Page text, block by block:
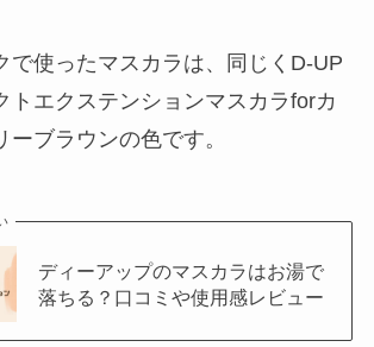
で使ったマスカラは、同じくD-UP
トエクステンションマスカラforカ
ーブラウンの色です。
ディーアップのマスカラはお湯で
落ちる？口コミや使用感レビュー